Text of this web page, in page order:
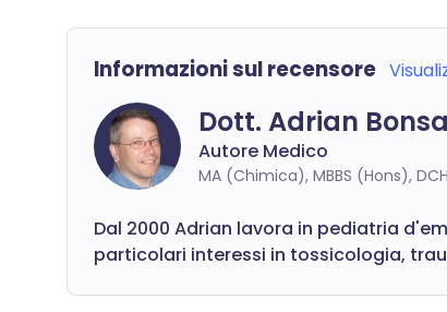
Informazioni sul recensore
Dott. Adrian
Autore Medico
MA (Chimica), MBBS (Hons), DCH
Dal 2000 Adrian lavora in pediatria
particolari interessi in tossicologia,